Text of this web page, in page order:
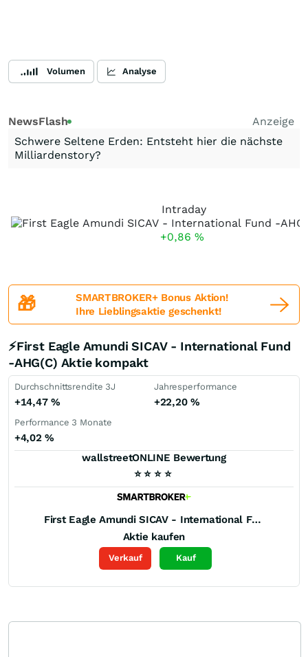
Volumen Analyse
NewsFlash
Anzeige
Schwere Seltene Erden: Entsteht hier die nächste
Milliardenstory?
Intraday
+0,86 %
🎁
SMARTBROKER+ Bonus Aktion!
Ihre Lieblingsaktie geschenkt!
⚡First Eagle Amundi SICAV - International Fund
-AHG(C) Aktie kompakt
Durchschnittsrendite 3J
+14,47 %
Jahresperformance
+22,20 %
Performance 3 Monate
+4,02%
wallstreetONLINE Bewertung
⭐ ⭐ ⭐ ⭐
First Eagle Amundi SICAV - International Fund -AHG(C)
Aktie kaufen
Verkauf Kauf